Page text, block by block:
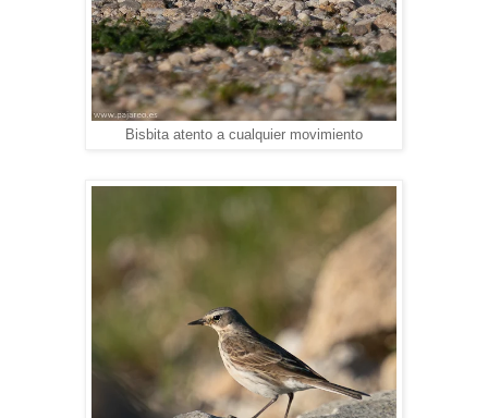
Bisbita atento a cualquier movimiento